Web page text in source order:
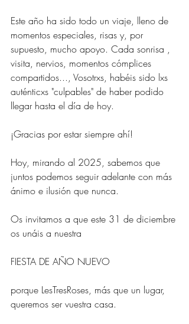
Este año ha sido todo un viaje, lleno de
momentos especiales, risas y, por
supuesto, mucho apoyo. Cada sonrisa ,
visita, nervios, momentos cómplices
compartidos..., Vosotrxs, habéis sido lxs
auténticxs "culpables" de haber podido
llegar hasta el día de hoy.
¡Gracias por estar siempre ahí!
Hoy, mirando al 2025, sabemos que
juntos podemos seguir adelante con más
ánimo e ilusión que nunca.
Os invitamos a que este 31 de diciembre
os unáis a nuestra
FIESTA DE AÑO NUEVO
porque LesTresRoses, más que un lugar,
queremos ser vuestra casa.